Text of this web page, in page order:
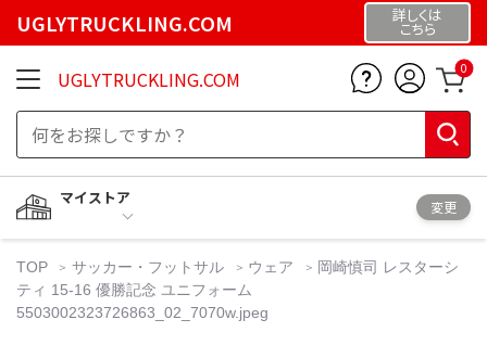
UGLYTRUCKLING.COM 詳しくは
こちら
UGLYTRUCKLING.COM 0
マイストア
変更
TOP サッカー・フットサル ウェア
岡崎慎司 レスターシ
ティ 15-16 優勝記念 ユニフォーム
5503002323726863_02_7070w.jpeg